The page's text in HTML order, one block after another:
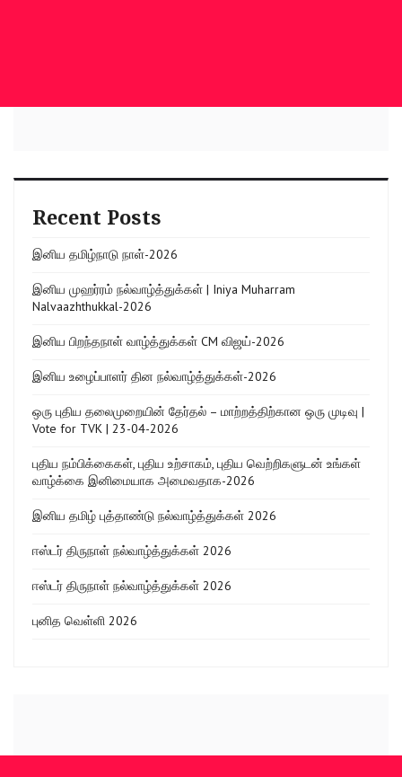
Recent Posts
இனிய தமிழ்நாடு நாள்-2026
இனிய முஹர்ரம் நல்வாழ்த்துக்கள் | Iniya Muharram
Nalvaazhthukkal-2026
இனிய பிறந்தநாள் வாழ்த்துக்கள் CM விஜய்-2026
இனிய உழைப்பாளர் தின நல்வாழ்த்துக்கள்-2026
ஒரு புதிய தலைமுறையின் தேர்தல் – மாற்றத்திற்கான ஒரு முடிவு |
Vote for TVK | 23-04-2026
புதிய நம்பிக்கைகள், புதிய உற்சாகம், புதிய வெற்றிகளுடன் உங்கள்
வாழ்க்கை இனிமையாக அமைவதாக-2026
இனிய தமிழ் புத்தாண்டு நல்வாழ்த்துக்கள் 2026
ஈஸ்டர் திருநாள் நல்வாழ்த்துக்கள் 2026
ஈஸ்டர் திருநாள் நல்வாழ்த்துக்கள் 2026
புனித வெள்ளி 2026